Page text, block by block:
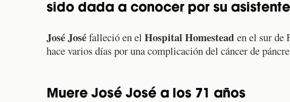
sido dada a conocer por su
José Joséfalleció en el Hospital Homestead en el sur de
hace varios días por una complicación del cáncer de
Muere José José a los 71 años